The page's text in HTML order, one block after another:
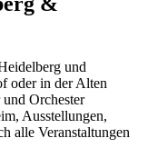
und
oder in der Alten
Orchester
Ausstellungen,
alle Veranstaltungen